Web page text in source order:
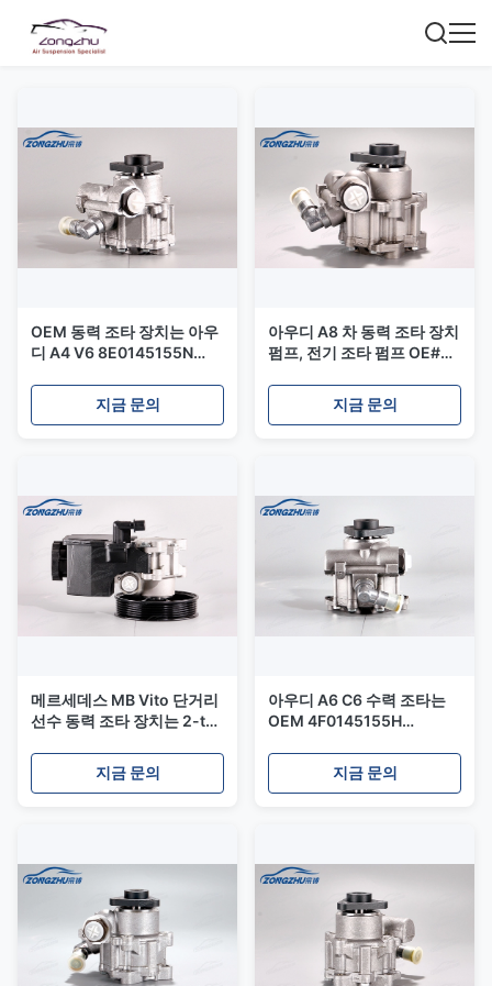
OEM 동력 조타 장치는 아우
디 A4 V6 8E0145155N
8D0145156F를 위해 양수합
지금 문의
아우디 A8 차 동력 조타 장치
펌프, 전기 조타 펌프 OE#
지금 문의
메르세데스 MB Vito 단거리
선수 동력 조타 장치는 2-t
0024662701
0024662501를 양수합니다
지금 문의
아우디 A6 C6 수력 조타는
OEM 4F0145155H
지금 문의